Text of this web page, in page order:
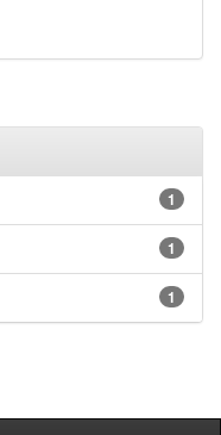
1
1
1